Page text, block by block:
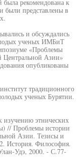
рекомендована к
были представлены в
и обсуждались
ученых ИМБиТ
«Проблемы
Центральной Азии»
опубликованы
традиционного
ученых Бурятии.
изучению этнических
// Проблемы истории
Азии. Тезисы и
История. Философия.
Удэ, 2000. - С.77-